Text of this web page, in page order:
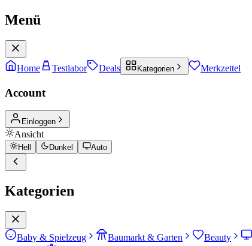
Menü
Home Testlabor Deals Kategorien Merkzettel
Account
Einloggen
Ansicht
Hell Dunkel Auto
Kategorien
Baby & Spielzeug Baumarkt & Garten Beauty